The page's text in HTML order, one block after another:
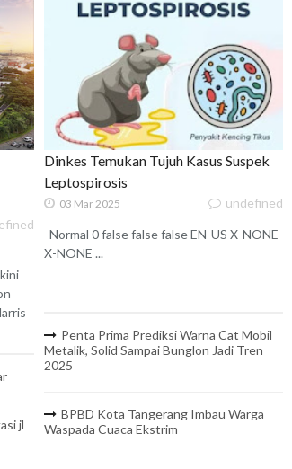
jl
Dinkes Temukan Tujuh Kasus Suspek
Leptospirosis
03 Mar 2025 undefined
Normal 0 false false false EN-US X-NONE
X-NONE ...
Penta Prima Prediksi Warna Cat Mobil
Metalik, Solid Sampai Bunglon Jadi Tren
2025
BPBD Kota Tangerang Imbau Warga
Waspada Cuaca Ekstrim